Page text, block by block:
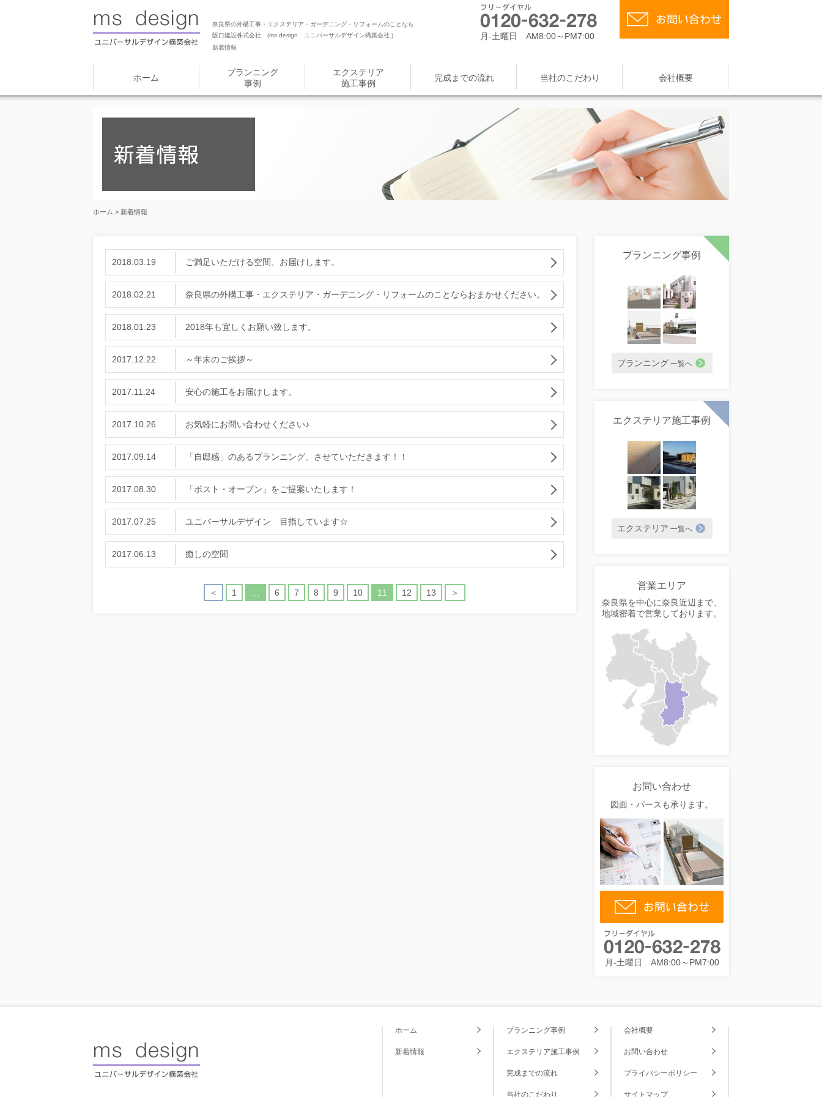
奈良県の外構工事・エクステリア・ガーデニング・リフォームのことなら
阪口建設株式会社 (ms design ユニバーサルデザイン構築会社 )
新着情報
月-土曜日 AM8:00～PM7:00
ホーム
プランニング
事例
エクステリア
施工事例
完成までの流れ 当社のこだわり 会社概要
ホーム > 新着情報
2018.03.19 ご満足いただける空間、お届けします。
2018.02.21 奈良県の外構工事・エクステリア・ガーデニング・リフォームのことならおまかせください。
2018.01.23 2018年も宜しくお願い致します。
2017.12.22 ～年末のご挨拶～
2017.11.24 安心の施工をお届けします。
2017.10.26 お気軽にお問い合わせください♪
2017.09.14 「自邸感」のあるプランニング、させていただきます！！
2017.08.30 「ポスト・オープン」をご提案いたします！
2017.07.25 ユニバーサルデザイン 目指しています☆
2017.06.13 癒しの空間
＜ 1 6 7 8 9 10 11 12 13 ＞
プランニング事例
プランニング 一覧へ
エクステリア施工事例
エクステリア 一覧へ
営業エリア
奈良県を中心に奈良近辺まで、
地域密着で営業しております。
お問い合わせ
図面・パースも承ります。
月-土曜日 AM8:00～PM7:00
ホーム
新着情報
プランニング事例
エクステリア施工事例
完成までの流れ
当社のこだわり
会社概要
お問い合わせ
プライバシーポリシー
サイトマップ